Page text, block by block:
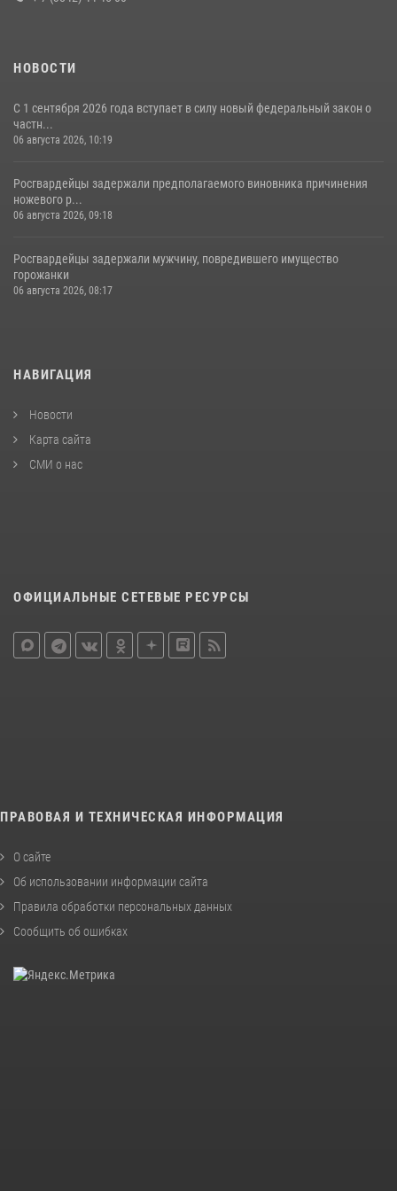
НОВОСТИ
С 1 сентября 2026 года вступает в силу новый федеральный закон о
частн...
06 августа 2026, 10:19
Росгвардейцы задержали предполагаемого виновника причинения
ножевого р...
06 августа 2026, 09:18
Росгвардейцы задержали мужчину, повредившего имущество
горожанки
06 августа 2026, 08:17
НАВИГАЦИЯ
Новости
Карта сайта
СМИ о нас
ОФИЦИАЛЬНЫЕ СЕТЕВЫЕ РЕСУРСЫ
ПРАВОВАЯ И ТЕХНИЧЕСКАЯ ИНФОРМАЦИЯ
О сайте
Об использовании информации сайта
Правила обработки персональных данных
Сообщить об ошибках